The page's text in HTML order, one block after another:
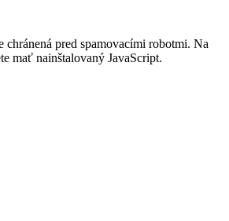
chránená pred spamovacími robotmi. Na
mať nainštalovaný JavaScript.